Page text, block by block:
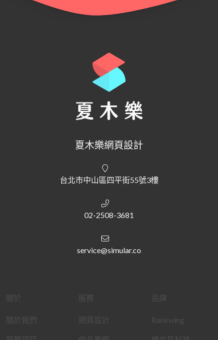
夏木樂網頁設計
台北市中山區四平街55號3樓
02-2508-3681
service@simular.co
關於
關於我們
服務
網頁設計
品牌
Rankwing